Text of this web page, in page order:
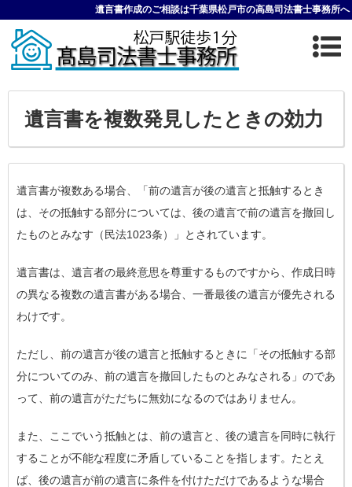
遺言書作成のご相談は千葉県松戸市の高島司法書士事務所へ
遺言書を複数発見したときの効力
遺言書が複数ある場合、「前の遺言が後の遺言と抵触するとき
は、その抵触する部分については、後の遺言で前の遺言を撤回し
たものとみなす（民法1023条）」とされています。
遺言書は、遺言者の最終意思を尊重するものですから、作成日時
の異なる複数の遺言書がある場合、一番最後の遺言が優先される
わけです。
ただし、前の遺言が後の遺言と抵触するときに「その抵触する部
分についてのみ、前の遺言を撤回したものとみなされる」のであ
って、前の遺言がただちに無効になるのではありません。
また、ここでいう抵触とは、前の遺言と、後の遺言を同時に執行
することが不能な程度に矛盾していることを指します。たとえ
ば、後の遺言が前の遺言に条件を付けただけであるような場合